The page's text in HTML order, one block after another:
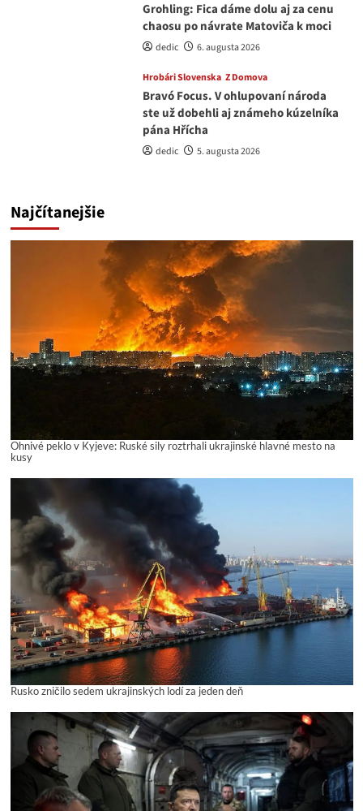
Grohling: Fica dáme dolu aj za cenu
chaosu po návrate Matoviča k moci
dedic 6. augusta 2026
Hrobári Slovenska Z Domova
Bravó Focus. V ohlupovaní národa
ste už dobehli aj známeho kúzelníka
pána Hřícha
dedic 5. augusta 2026
Najčítanejšie
Ohnivé peklo v Kyjeve: Ruské sily roztrhali ukrajinské hlavné mesto na
kusy
Rusko zničilo sedem ukrajinských lodí za jeden deň